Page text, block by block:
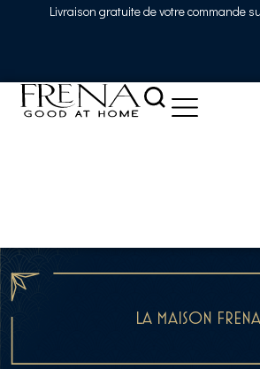
Livraison gratuite de votre commande
LA MAISON FRENA